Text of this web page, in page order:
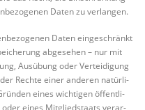
Daten zu verlangen.
Daten ein­ge­schränkt
abge­se­hen – nur mit
Aus­übung oder Ver­tei­di­gung
Rech­te einer ande­ren natür­li­
eines wich­ti­gen öffent­li­